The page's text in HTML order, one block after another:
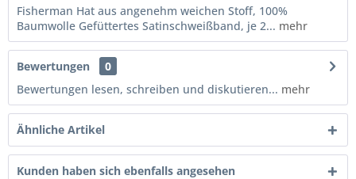
Fisherman Hat aus angenehm weichen Stoff, 100%
Baumwolle Gefüttertes Satinschweißband, je 2... mehr
Bewertungen
0
Bewertungen lesen, schreiben und diskutieren... mehr
Ähnliche Artikel
Kunden haben sich ebenfalls angesehen